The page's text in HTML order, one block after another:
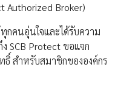
Authorized Broker)
กคนอุ่นใจและได้รับความ
SCB Protect ขอแจก
สำหรับสมาชิกขององค์กร